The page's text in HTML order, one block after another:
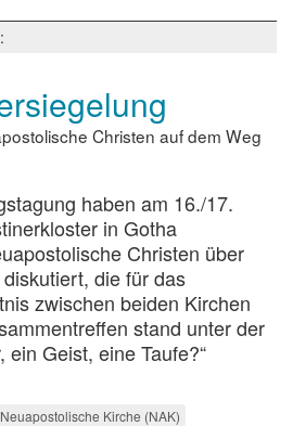
Christen auf dem Weg
haben am 16./17.
in Gotha
Christen über
die für das
zwischen beiden Kirchen
stand unter der
ein Geist, eine Taufe?“
Neuapostolische Kirche (NAK)